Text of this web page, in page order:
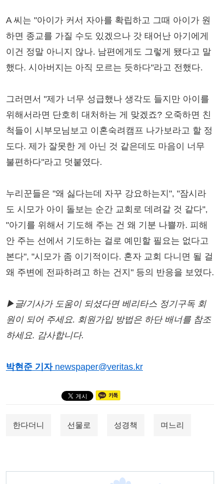
A 씨는 "아이가 커서 자아를 확립하고 그때 아이가 원
하면 종교를 가질 수도 있겠으나 갓 태어난 아기에게
이건 정말 아니지 않나. 남편에게도 그렇게 됐다고 말
했다. 시아버지는 아직 모르는 듯하다"라고 전했다.
그러면서 "제가 너무 성급했나 생각도 들지만 아이를
위해서라면 단호히 대처하는 게 맞겠죠? 오죽하면 친
척들이 시부모님보고 이혼숙려캠프 나가보라고 할 정
도다. 제가 잘못한 게 아닌 것 같은데도 마음이 너무
불편하다"라고 덧붙였다.
누리꾼들은 "왜 싫다는데 자꾸 강요하는지", "잠시라
도 시모가 아이 돌보는 순간 교회로 데려갈 것 같다",
"아기를 위해서 기도해 주는 건 왜 기분 나쁠까. 피해
안 주는 선에서 기도하는 걸로 예민할 필요는 없다고
본다", "시모가 좀 이기적이다. 혼자 교회 다니면 될 걸
왜 주변에 전파하려고 하는 건지" 등의 반응을 보였다.
▶글/기사가 도움이 되셨다면 베리타스 정기구독 회
원이 되어 주세요. 회원가입 방법은 하단 배너를 참조
하세요. 감사합니다.
박현준 기자 newspaper@veritas.kr
한다더니 선물로 성경책 며느리